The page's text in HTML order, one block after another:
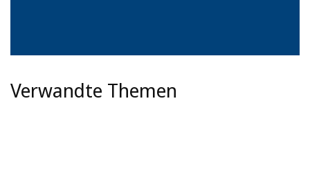
Verwandte Themen